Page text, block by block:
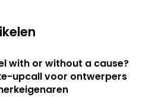
with or without a cause?
upcall voor ontwerpers